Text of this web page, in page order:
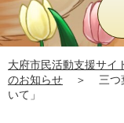
大府市民活動支援サイ
のお知らせ
＞
三つ
いて」